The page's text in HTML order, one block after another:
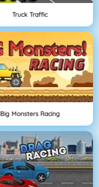
Truck Traffic
Big Monsters Racing